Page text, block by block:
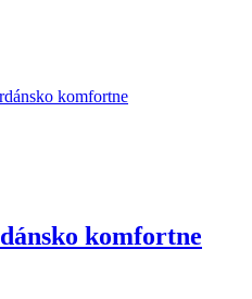
komfortne